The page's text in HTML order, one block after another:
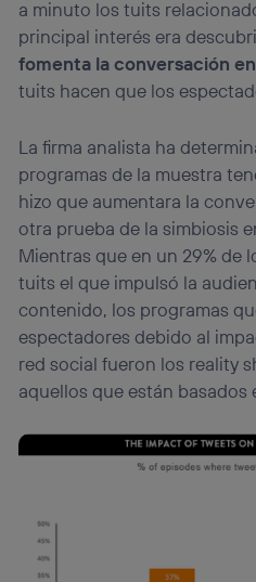
a minuto los tuits
principal interés era
fomenta la conversación
tuits hacen que los
La firma analista ha
programas de la muestra
hizo que aumentara la
otra prueba de la simbiosis
Mientras que en un 29% de
tuits el que impulsó la
contenido, los programas
espectadores debido al
red social fueron los reality
aquellos que están basados